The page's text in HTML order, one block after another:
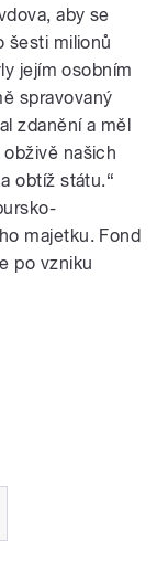
aby se
šesti milionů
jejím osobním
spravovaný
zdanění a měl
našich
obtíž státu.“
majetku. Fond
po vzniku